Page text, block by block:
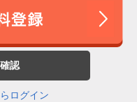
認
ログイン